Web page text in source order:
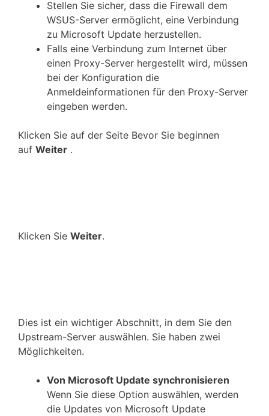
Stellen Sie sicher, dass die Firewall dem
WSUS-Server ermöglicht, eine Verbindung
zu Microsoft Update herzustellen.
Falls eine Verbindung zum Internet über
einen Proxy-Server hergestellt wird, müssen
bei der Konfiguration die
Anmeldeinformationen für den Proxy-Server
eingeben werden.
Klicken Sie auf der Seite Bevor Sie beginnen
auf Weiter .
Klicken Sie Weiter.
Dies ist ein wichtiger Abschnitt, in dem Sie den
Upstream-Server auswählen. Sie haben zwei
Möglichkeiten.
Von Microsoft Update synchronisieren
Wenn Sie diese Option auswählen, werden
die Updates von Microsoft Update